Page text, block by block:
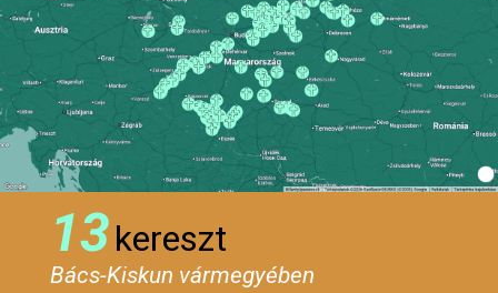
13kereszt
Bács-Kiskun vármegyében